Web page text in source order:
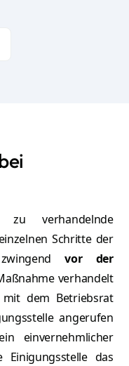
verhandelnde
Schritte der
vor der
verhandelt
dem Betriebsrat
angerufen
einvernehmlicher
das